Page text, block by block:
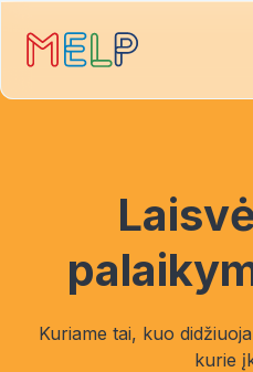
Kuriame tai, kuo
kurie